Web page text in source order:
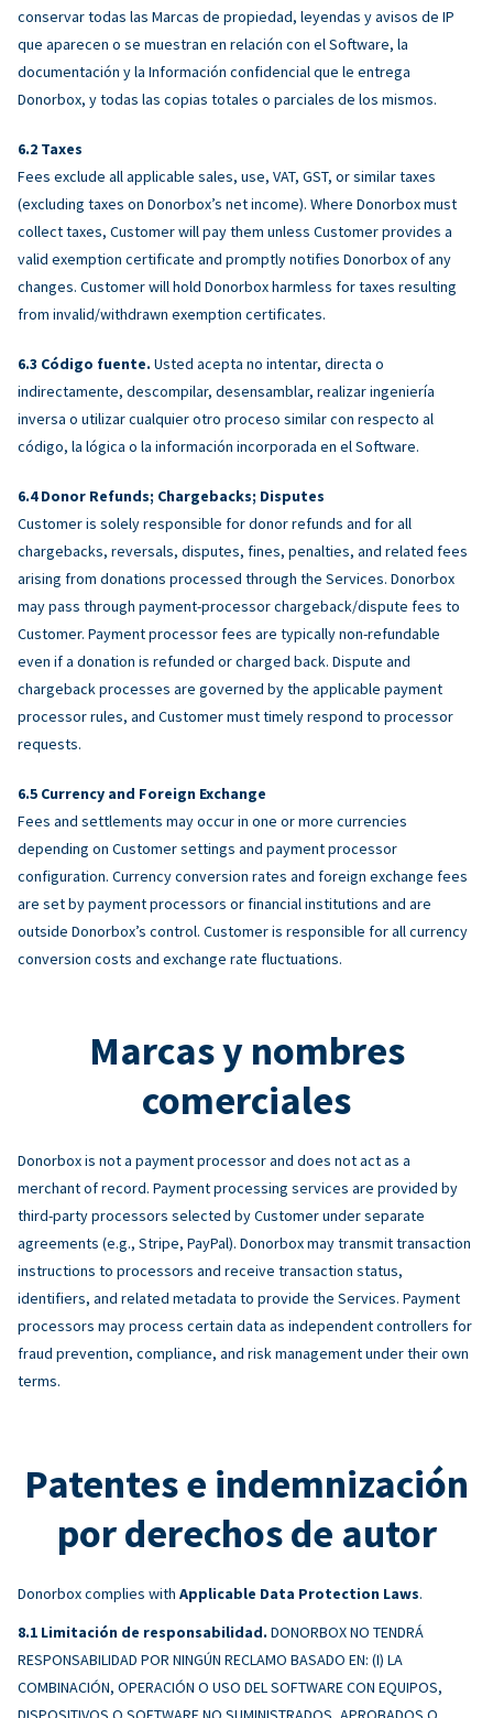
conservar todas las Marcas de propiedad, leyendas y avisos de IP
que aparecen o se muestran en relación con el Software, la
documentación y la Información confidencial que le entrega
Donorbox, y todas las copias totales o parciales de los mismos.
Taxes
Fees exclude all applicable sales, use, VAT, GST, or similar taxes
(excluding taxes on Donorbox’s net income). Where Donorbox must
collect taxes, Customer will pay them unless Customer provides a
valid exemption certificate and promptly notifies Donorbox of any
changes. Customer will hold Donorbox harmless for taxes resulting
from invalid/withdrawn exemption certificates.
Código fuente. Usted acepta no intentar, directa o
indirectamente, descompilar, desensamblar, realizar ingeniería
inversa o utilizar cualquier otro proceso similar con respecto al
código, la lógica o la información incorporada en el Software.
Donor Refunds; Chargebacks; Disputes
Customer is solely responsible for donor refunds and for all
chargebacks, reversals, disputes, fines, penalties, and related fees
arising from donations processed through the Services. Donorbox
may pass through payment-processor chargeback/dispute fees to
Customer. Payment processor fees are typically non-refundable
even if a donation is refunded or charged back. Dispute and
chargeback processes are governed by the applicable payment
processor rules, and Customer must timely respond to processor
requests.
Currency and Foreign Exchange
Fees and settlements may occur in one or more currencies
depending on Customer settings and payment processor
configuration. Currency conversion rates and foreign exchange fees
are set by payment processors or financial institutions and are
outside Donorbox’s control. Customer is responsible for all currency
conversion costs and exchange rate fluctuations.
Marcas y nombres
comerciales
Donorbox is not a payment processor and does not act as a
merchant of record. Payment processing services are provided by
third-party processors selected by Customer under separate
agreements (e.g., Stripe, PayPal). Donorbox may transmit transaction
instructions to processors and receive transaction status,
identifiers, and related metadata to provide the Services. Payment
processors may process certain data as independent controllers for
fraud prevention, compliance, and risk management under their own
terms.
Patentes e indemnización
por derechos de autor
Donorbox complies with Applicable Data Protection Laws.
Limitación de responsabilidad. DONORBOX NO TENDRÁ
RESPONSABILIDAD POR NINGÚN RECLAMO BASADO EN: (I) LA
COMBINACIÓN, OPERACIÓN O USO DEL SOFTWARE CON EQUIPOS,